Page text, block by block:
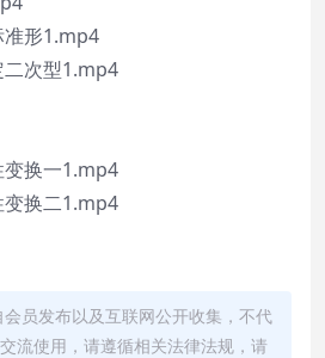
准形1.mp4
次型1.mp4
换一1.mp4
换二1.mp4
员发布以及互联网公开收集，不代
流使用，请遵循相关法律法规，请